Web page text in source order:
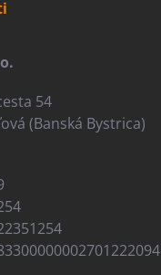
54
(Banská Bystrica)